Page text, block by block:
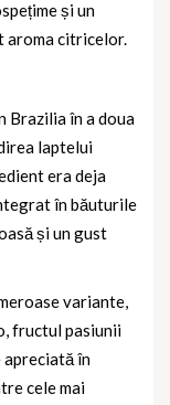
și un
aroma citricelor.
Brazilia în a doua
laptelui
era deja
în băuturile
și un gust
variante,
fructul pasiunii
apreciată în
cele mai